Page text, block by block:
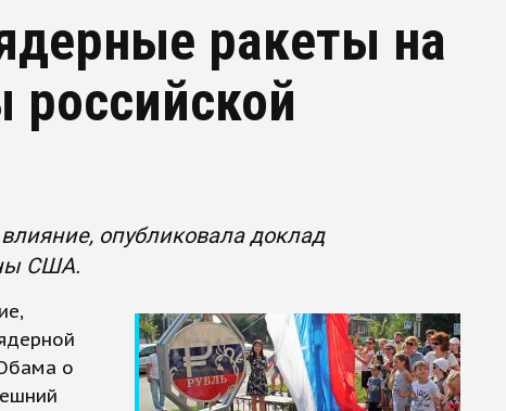
ракеты на
российской
опубликовала доклад
США.
о